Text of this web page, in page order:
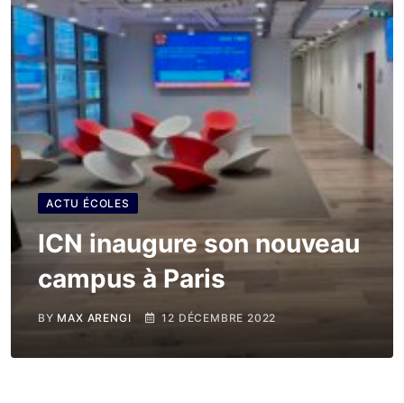
ACTU ÉCOLES
ICN inaugure son nouveau
campus à Paris
BY MAX ARENGI 12 DÉCEMBRE 2022